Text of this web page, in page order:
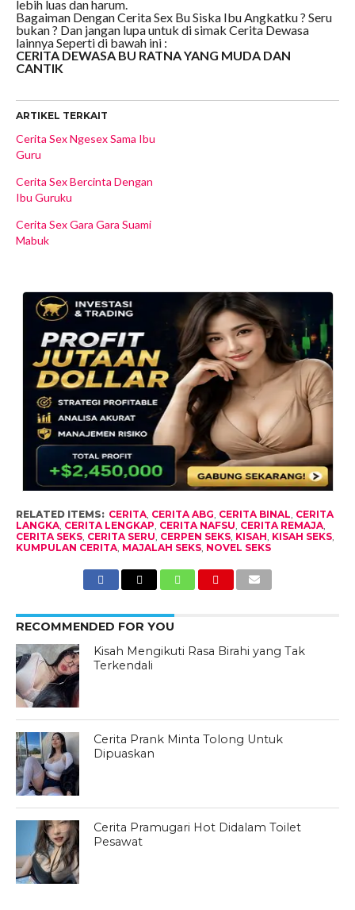
lebih luas dan harum.
Bagaiman Dengan Cerita Sex Bu Siska Ibu Angkatku ? Seru
bukan ? Dan jangan lupa untuk di simak Cerita Dewasa
lainnya Seperti di bawah ini :
CERITA DEWASA BU RATNA YANG MUDA DAN
CANTIK
ARTIKEL TERKAIT
Cerita Sex Ngesex Sama Ibu
Guru
Cerita Sex Bercinta Dengan
Ibu Guruku
Cerita Sex Gara Gara Suami
Mabuk
RELATED ITEMS: CERITA, CERITA ABG, CERITA BINAL, CERITA
LANGKA, CERITA LENGKAP, CERITA NAFSU, CERITA REMAJA,
CERITA SEKS, CERITA SERU, CERPEN SEKS, KISAH, KISAH SEKS,
KUMPULAN CERITA, MAJALAH SEKS, NOVEL SEKS
RECOMMENDED FOR YOU
Kisah Mengikuti Rasa Birahi yang Tak
Terkendali
Cerita Prank Minta Tolong Untuk
Dipuaskan
Cerita Pramugari Hot Didalam Toilet
Pesawat